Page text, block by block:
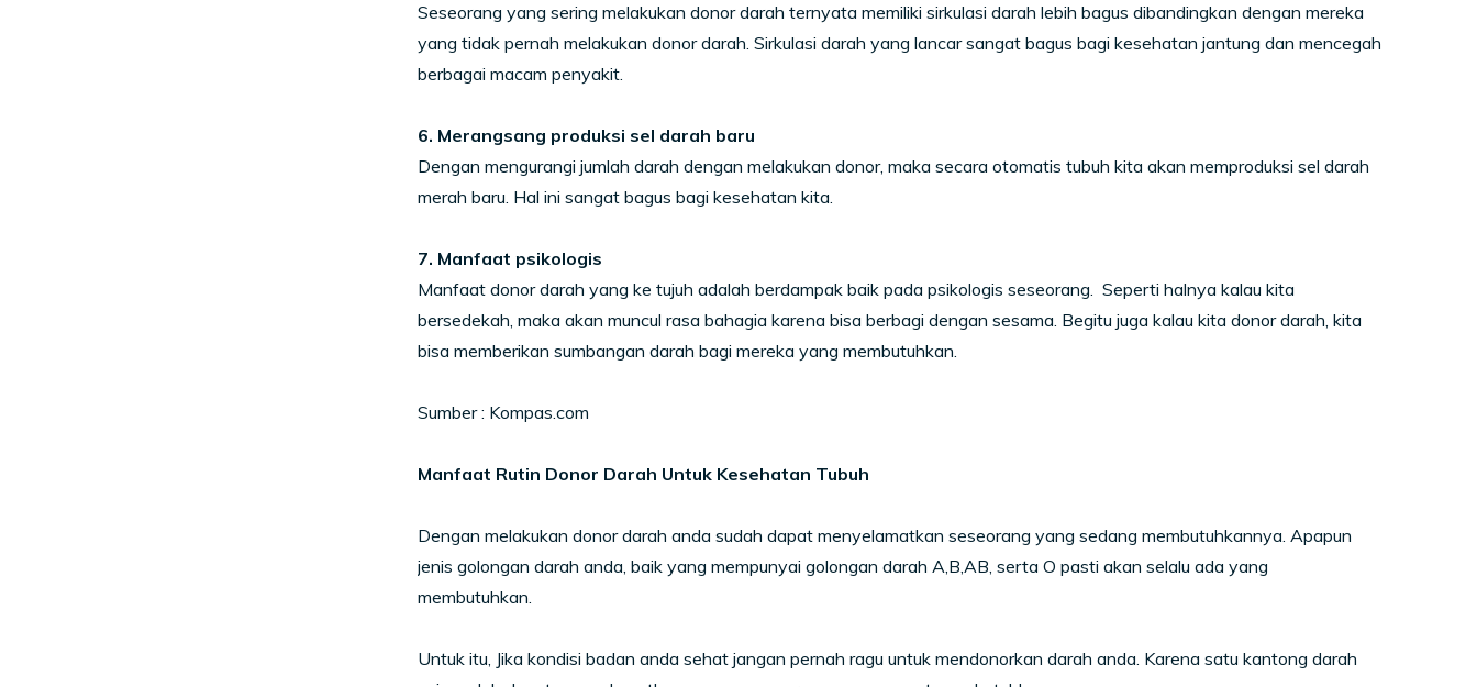
Seseorang yang sering melakukan donor darah ternyata memiliki sirkulasi darah lebih bagus dibandingkan dengan mereka
yang tidak pernah melakukan donor darah. Sirkulasi darah yang lancar sangat bagus bagi kesehatan jantung dan mencegah
berbagai macam penyakit.
6. Merangsang produksi sel darah baru
Dengan mengurangi jumlah darah dengan melakukan donor, maka secara otomatis tubuh kita akan memproduksi sel darah
merah baru. Hal ini sangat bagus bagi kesehatan kita.
7. Manfaat psikologis
Manfaat donor darah yang ke tujuh adalah berdampak baik pada psikologis seseorang. Seperti halnya kalau kita
bersedekah, maka akan muncul rasa bahagia karena bisa berbagi dengan sesama. Begitu juga kalau kita donor darah, kita
bisa memberikan sumbangan darah bagi mereka yang membutuhkan.
Sumber : Kompas.com
Manfaat Rutin Donor Darah Untuk Kesehatan Tubuh
Dengan melakukan donor darah anda sudah dapat menyelamatkan seseorang yang sedang membutuhkannya. Apapun
jenis golongan darah anda, baik yang mempunyai golongan darah A,B,AB, serta O pasti akan selalu ada yang
membutuhkan.
Untuk itu, Jika kondisi badan anda sehat jangan pernah ragu untuk mendonorkan darah anda. Karena satu kantong darah